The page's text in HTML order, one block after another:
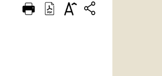
FRANÇAIS